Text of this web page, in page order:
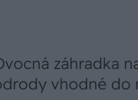
záhradka
vhodné do